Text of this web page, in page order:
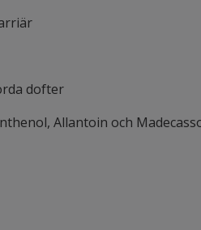
dofter
Allantoin och